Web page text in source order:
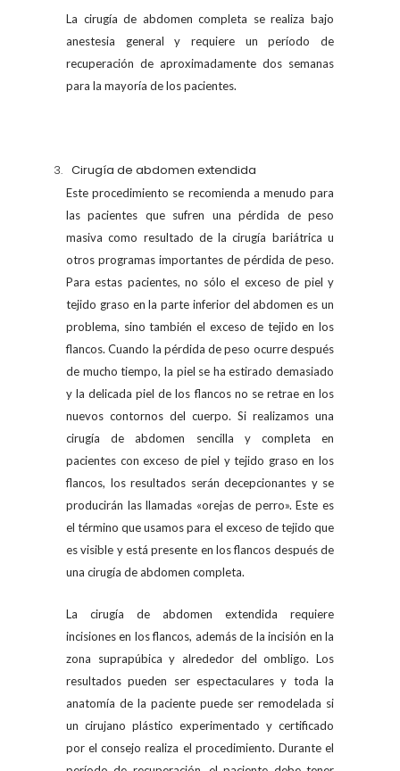
La cirugía de abdomen completa se realiza bajo
anestesia general y requiere un período de
recuperación de aproximadamente dos semanas
para la mayoría de los pacientes.
Cirugía de abdomen extendida
Este procedimiento se recomienda a menudo para
las pacientes que sufren una pérdida de peso
masiva como resultado de la cirugía bariátrica u
otros programas importantes de pérdida de peso.
Para estas pacientes, no sólo el exceso de piel y
tejido graso en la parte inferior del abdomen es un
problema, sino también el exceso de tejido en los
flancos. Cuando la pérdida de peso ocurre después
de mucho tiempo, la piel se ha estirado demasiado
y la delicada piel de los flancos no se retrae en los
nuevos contornos del cuerpo. Si realizamos una
cirugía de abdomen sencilla y completa en
pacientes con exceso de piel y tejido graso en los
flancos, los resultados serán decepcionantes y se
producirán las llamadas «orejas de perro». Este es
el término que usamos para el exceso de tejido que
es visible y está presente en los flancos después de
una cirugía de abdomen completa.
La cirugía de abdomen extendida requiere
incisiones en los flancos, además de la incisión en la
zona suprapúbica y alrededor del ombligo. Los
resultados pueden ser espectaculares y toda la
anatomía de la paciente puede ser remodelada si
un cirujano plástico experimentado y certificado
por el consejo realiza el procedimiento. Durante el